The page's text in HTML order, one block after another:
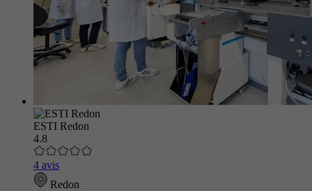
ESTI Redon
4.8
4 avis
Redon